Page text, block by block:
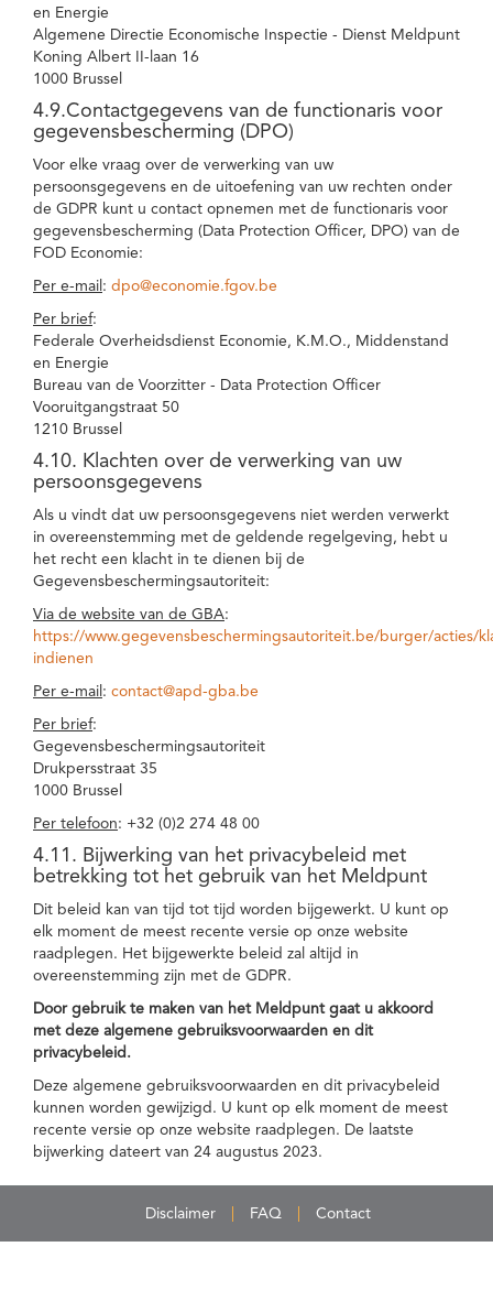
en Energie
Algemene Directie Economische Inspectie - Dienst Meldpunt
Koning Albert II-laan 16
1000 Brussel
4.9.Contactgegevens van de functionaris voor
gegevensbescherming (DPO)
Voor elke vraag over de verwerking van uw
persoonsgegevens en de uitoefening van uw rechten onder
de GDPR kunt u contact opnemen met de functionaris voor
gegevensbescherming (Data Protection Officer, DPO) van de
FOD Economie:
Per e-mail : dpo@economie.fgov.be
Per brief:
Federale Overheidsdienst Economie, K.M.O., Middenstand
en Energie
Bureau van de Voorzitter - Data Protection Officer
Vooruitgangstraat 50
1210 Brussel
4.10. Klachten over de verwerking van uw
persoonsgegevens
Als u vindt dat uw persoonsgegevens niet werden verwerkt
in overeenstemming met de geldende regelgeving, hebt u
het recht een klacht in te dienen bij de
Gegevensbeschermingsautoriteit:
Via de website van de GBA:
https://www.gegevensbeschermingsautoriteit.be/burger/acties/
indienen
Per e-mail : contact@apd-gba.be
Per brief:
Gegevensbeschermingsautoriteit
Drukpersstraat 35
1000 Brussel
Per telefoon: +32 (0)2 274 48 00
4.11. Bijwerking van het privacybeleid met
betrekking tot het gebruik van het Meldpunt
Dit beleid kan van tijd tot tijd worden bijgewerkt. U kunt op
elk moment de meest recente versie op onze website
raadplegen. Het bijgewerkte beleid zal altijd in
overeenstemming zijn met de GDPR.
Door gebruik te maken van het Meldpunt gaat u akkoord
met deze algemene gebruiksvoorwaarden en dit
privacybeleid.
Deze algemene gebruiksvoorwaarden en dit privacybeleid
kunnen worden gewijzigd. U kunt op elk moment de meest
recente versie op onze website raadplegen. De laatste
bijwerking dateert van 24 augustus 2023.
Disclaimer FAQ Contact